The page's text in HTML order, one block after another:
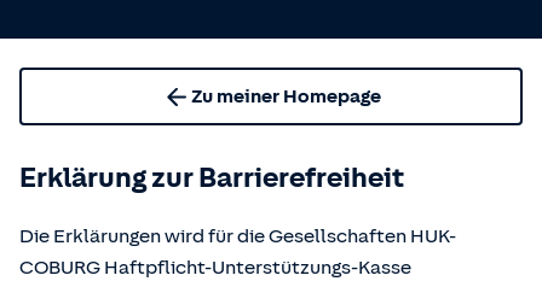
Zu meiner Homepage
Erklärung zur Barrierefreiheit
Die Erklärungen wird für die Gesellschaften HUK-
COBURG Haftpflicht-Unterstützungs-Kasse